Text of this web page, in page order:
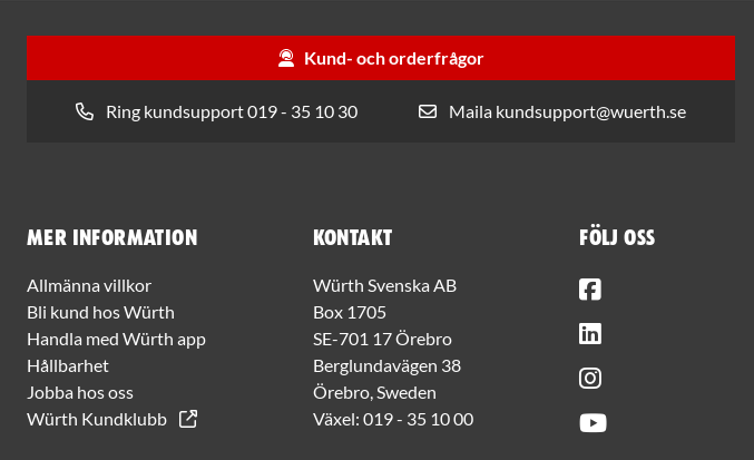
Kund- och orderfrågor
Ring kundsupport 019 - 35 10 30 Maila kundsupport@wuerth.se
Mer information
Allmänna villkor
Bli kund hos Würth
Handla med Würth app
Hållbarhet
Jobba hos oss
Würth Kundklubb
Kontakt
Würth Svenska AB
Box 1705
SE-701 17 Örebro
Berglundavägen 38
Örebro, Sweden
Växel: 019 - 35 10 00
Följ oss